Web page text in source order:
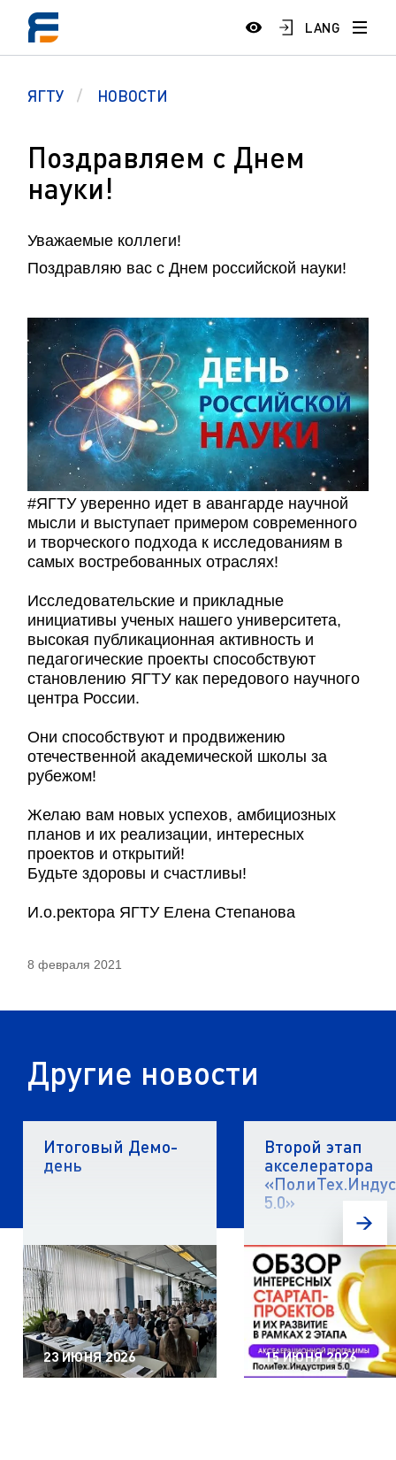
LANG
ЯГТУ НОВОСТИ
Поздравляем с Днем
науки!
Уважаемые коллеги!
Поздравляю вас с Днем российской науки!
#ЯГТУ уверенно идет в авангарде научной
мысли и выступает примером современного
и творческого подхода к исследованиям в
самых востребованных отраслях!
Исследовательские и прикладные
инициативы ученых нашего университета,
высокая публикационная активность и
педагогические проекты способствуют
становлению ЯГТУ как передового научного
центра России.
Они способствуют и продвижению
отечественной академической школы за
рубежом!
Желаю вам новых успехов, амбициозных
планов и их реализации, интересных
проектов и открытий!
Будьте здоровы и счастливы!
И.о.ректора ЯГТУ Елена Степанова
8 февраля 2021
Другие новости
Итоговый Демо-
день
23 ИЮНЯ 2026
Второй этап
акселератора
5.0»
15 ИЮНЯ 2026